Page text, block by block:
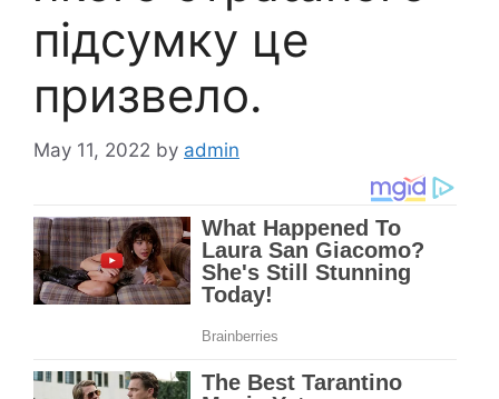
підсумку це
призвело.
May 11, 2022 by admin